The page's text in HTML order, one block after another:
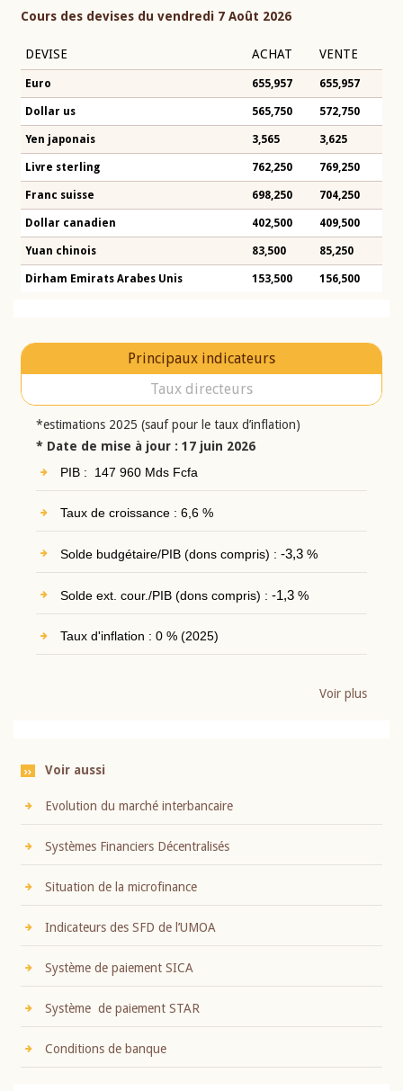
Cours des devises du vendredi 7 Août 2026
DEVISE ACHAT VENTE
Euro 655,957 655,957
Dollar us 565,750 572,750
Yen japonais 3,565 3,625
Livre sterling 762,250 769,250
Franc suisse 698,250 704,250
Dollar canadien 402,500 409,500
Yuan chinois 83,500 85,250
Dirham Emirats Arabes Unis 153,500 156,500
Principaux indicateurs
Taux directeurs
*estimations 2025 (sauf pour le taux d’inflation)
* Date de mise à jour : 17 juin 2026
PIB : 147 960 Mds Fcfa
Taux de croissance : 6,6 %
Solde budgétaire/PIB (dons compris) : -3,3%
Solde ext. cour./PIB (dons compris) : -1,3%
Taux d'inflation : 0 % (2025)
Voir plus
Voir aussi
Evolution du marché interbancaire
Systèmes Financiers Décentralisés
Situation de la microfinance
Indicateurs des SFD de l’UMOA
Système de paiement SICA
Système de paiement STAR
Conditions de banque